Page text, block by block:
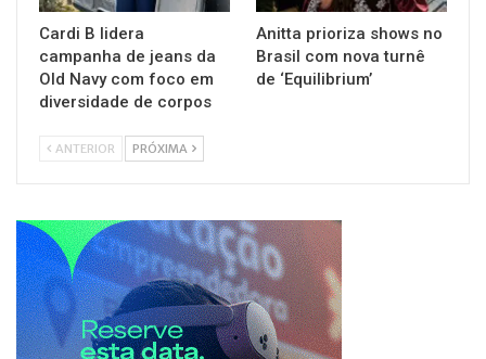
Cardi B lidera
campanha de jeans da
Old Navy com foco em
diversidade de corpos
Anitta prioriza shows no
Brasil com nova turnê
de ‘Equilibrium’
ANTERIOR PRÓXIMA